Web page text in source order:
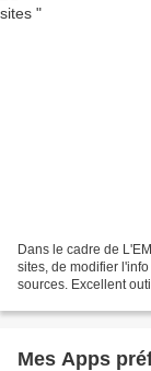
Dans le cadre de
sites, de modifier
sources. Excellent
Mes Apps